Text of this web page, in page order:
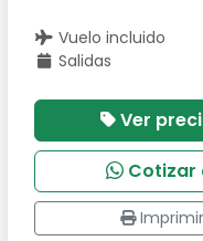
Vuelo incluido
Salidas
Ver
Cotizar